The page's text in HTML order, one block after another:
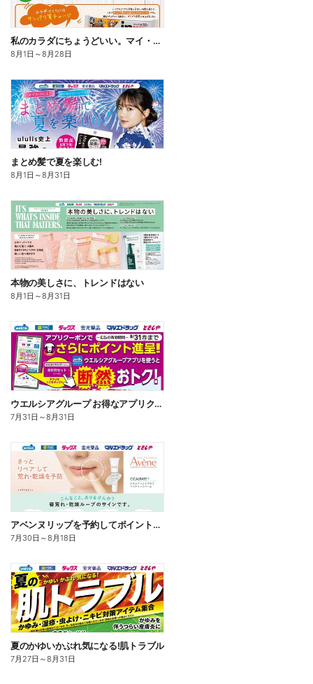
私のカラダにちょうどいい。マイ・サプリフード
8月1日 ～8月28日
まとめ髪で夏を楽しむ!
8月1日 ～8月31日
本物の美しさに、トレンドはない
8月1日 ～8月31日
ウエルシアグループ お得なアプリクーポン
7月31日 ～8月31日
アベンヌリップを予約してポイントゲット!
7月30日 ～8月18日
夏のかゆいかぶれ気になる!肌トラブル
7月27日 ～8月31日